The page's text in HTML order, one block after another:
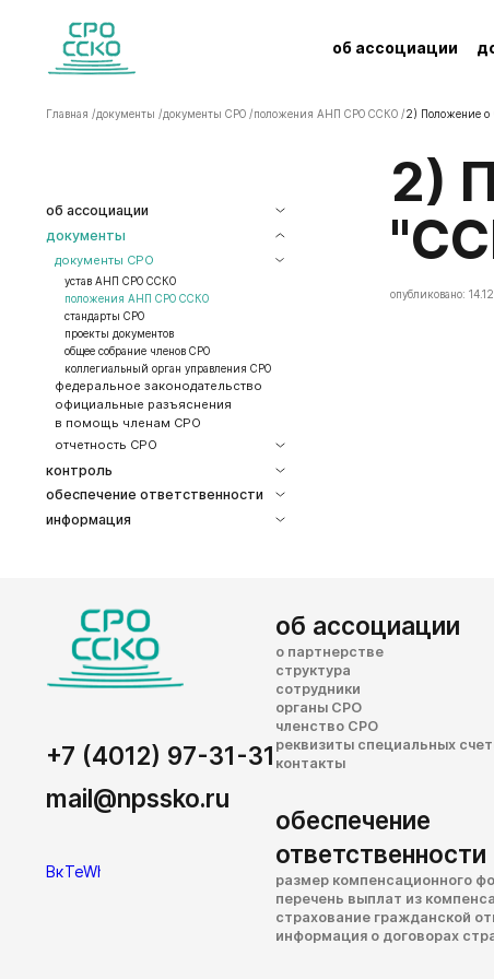
об ассоциации
Главная /документы /документы СРО /положения АНП СРО ССКО /2) Положение о
об ассоциации
документы
документы СРО
устав АНП СРО ССКО
положения АНП СРО ССКО
стандарты СРО
проекты документов
общее собрание членов СРО
коллегиальный орган управления СРО
федеральное законодательство
официальные разъяснения
в помощь членам СРО
отчетность СРО
контроль
обеспечение ответственности
информация
2) Положение о членстве в АНП "СРО
опубликовано:
+7 (4012) 97-31-31
mail@npssko.ru
об ассоциации
о партнерстве
структура
сотрудники
органы СРО
членство СРО
реквизиты специальных
контакты
обеспечение
ответственности
размер компенсационного
перечень выплат из
страхование гражданской
информация о договорах